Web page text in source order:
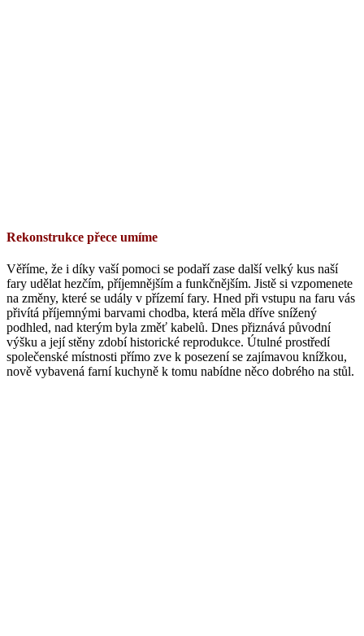
Rekonstrukce přece umíme
Věříme, že i díky vaší pomoci se podaří zase další velký kus naší
fary udělat hezčím, příjemnějším a funkčnějším. Jistě si vzpomenete
na změny, které se udály v přízemí fary. Hned při vstupu na faru vás
přivítá příjemnými barvami chodba, která měla dříve snížený
podhled, nad kterým byla změť kabelů. Dnes přiznává původní
výšku a její stěny zdobí historické reprodukce. Útulné prostředí
společenské místnosti přímo zve k posezení se zajímavou knížkou,
nově vybavená farní kuchyně k tomu nabídne něco dobrého na stůl.